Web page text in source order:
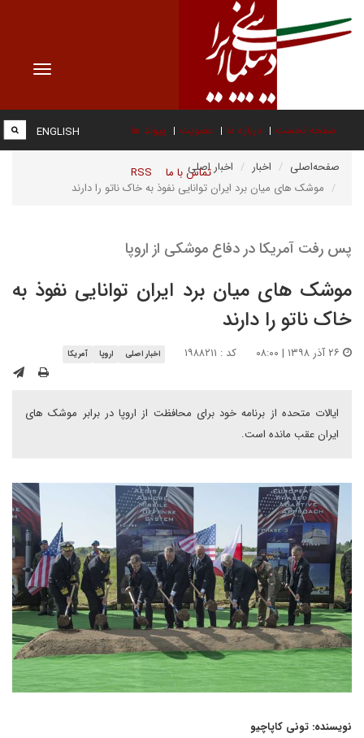
Toggle
صفحه نخست درباره ما عضویت پیوند ها
تماس با ما RSS
ENGLISH
صفحه‌اصلی اخبار
اخبار اصلی
موشک های میان برد ایران توانایی نفوذ به خاک ناتو را دارند
پس رفت آمریکا در دفاع موشکی از اروپا
موشک های میان برد ایران توانایی نفوذ به
خاک ناتو را دارند
کد : ۱۹۸۸۲۱۱ اخبار اصلی اروپا آمریکا
ایالات متحده از برنامه خود برای محافظت از اروپا در برابر موشک های
ایران عقب مانده است.
نویسنده: تونی کاپاچیو